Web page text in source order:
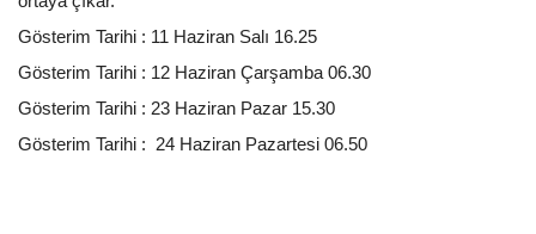
Gösterim Tarihi : 11 Haziran Salı 16.25
Gösterim Tarihi : 12 Haziran Çarşamba 06.30
Gösterim Tarihi : 23 Haziran Pazar 15.30
Gösterim Tarihi : 24 Haziran Pazartesi 06.50